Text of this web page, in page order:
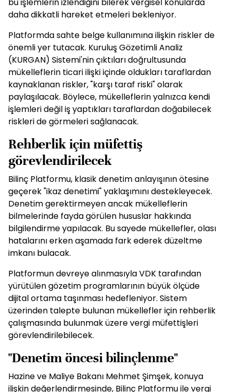
daha dikkatli hareket etmeleri bekleniyor.
Platformda sahte belge kullanımına ilişkin riskler de
önemli yer tutacak. Kuruluş Gözetimli Analiz
(KURGAN) Sistemi'nin çıktıları doğrultusunda
mükelleflerin ticari ilişki içinde oldukları taraflardan
kaynaklanan riskler, "karşı taraf riski" olarak
paylaşılacak. Böylece, mükelleflerin yalnızca kendi
işlemleri değil iş yaptıkları taraflardan doğabilecek
riskleri de görmeleri sağlanacak.
Rehberlik için müfettiş
görevlendirilecek
Bilinç Platformu, klasik denetim anlayışının ötesine
geçerek "ikaz denetimi" yaklaşımını destekleyecek.
Denetim gerektirmeyen ancak mükelleflerin
bilmelerinde fayda görülen hususlar hakkında
bilgilendirme yapılacak. Bu sayede mükellefler, olası
hatalarını erken aşamada fark ederek düzeltme
imkanı bulacak.
Platformun devreye alınmasıyla VDK tarafından
yürütülen gözetim programlarının büyük ölçüde
dijital ortama taşınması hedefleniyor. Sistem
üzerinden talepte bulunan mükellefler için rehberlik
çalışmasında bulunmak üzere vergi müfettişleri
görevlendirilebilecek.
"Denetim öncesi bilinçlenme"
Hazine ve Maliye Bakanı Mehmet Şimşek, konuya
ilişkin değerlendirmesinde, Bilinç Platformu ile vergi